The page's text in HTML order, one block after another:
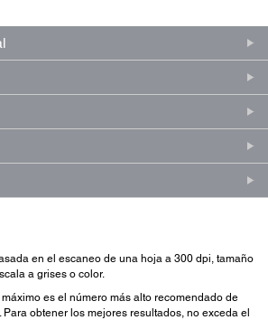
en el escaneo de una hoja a 300 dpi, tamaño
a grises o color.
es el número más alto recomendado de
obtener los mejores resultados, no exceda el